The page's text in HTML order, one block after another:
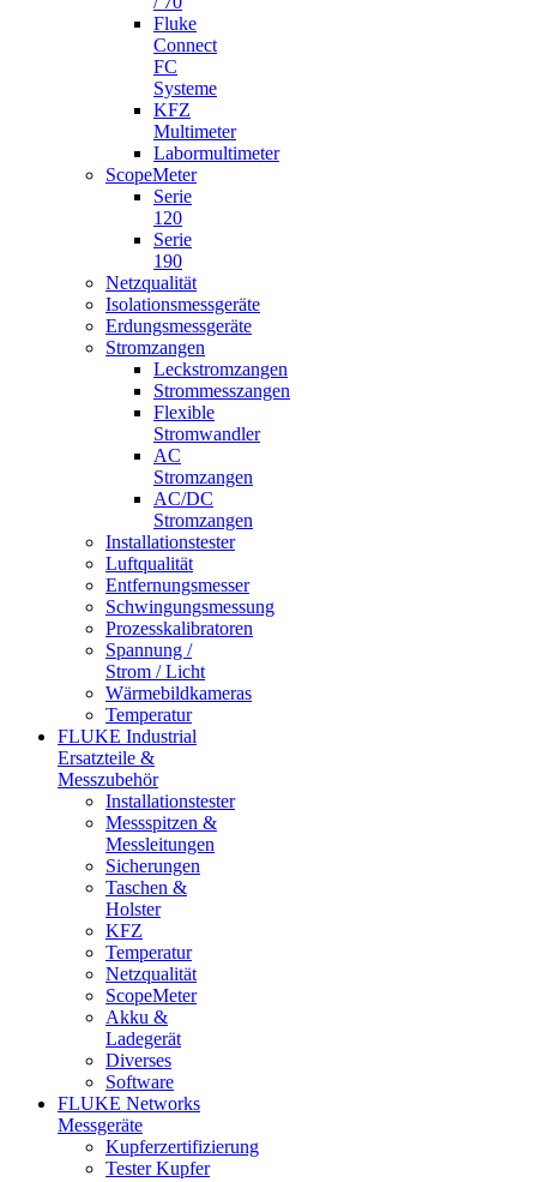
Fluke
Connect
FC
Systeme
KFZ
Multimeter
Labormultimeter
ScopeMeter
Serie
120
Serie
190
Netzqualität
Isolationsmessgeräte
Erdungsmessgeräte
Stromzangen
Leckstromzangen
Strommesszangen
Flexible
Stromwandler
AC
Stromzangen
AC/DC
Stromzangen
Installationstester
Luftqualität
Entfernungsmesser
Schwingungsmessung
Prozesskalibratoren
Spannung /
Strom / Licht
Wärmebildkameras
Temperatur
FLUKE Industrial
Ersatzteile &
Messzubehör
Installationstester
Messspitzen &
Messleitungen
Sicherungen
Taschen &
Holster
KFZ
Temperatur
Netzqualität
ScopeMeter
Akku &
Ladegerät
Diverses
Software
FLUKE Networks
Messgeräte
Kupferzertifizierung
Tester Kupfer